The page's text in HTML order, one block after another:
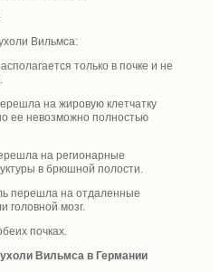
Вильмса:
только в почке и не
на жировую клетчатку
ее невозможно полностью
на регионарные
в брюшной полости.
перешла на отдаленные
головной мозг.
почках.
Вильмса в Германии